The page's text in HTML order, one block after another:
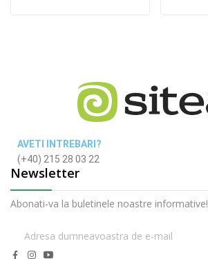
AVETI INTREBARI?
(+40) 215 28 03 22
Newsletter
Abonati-va la buletinele noastre informative!